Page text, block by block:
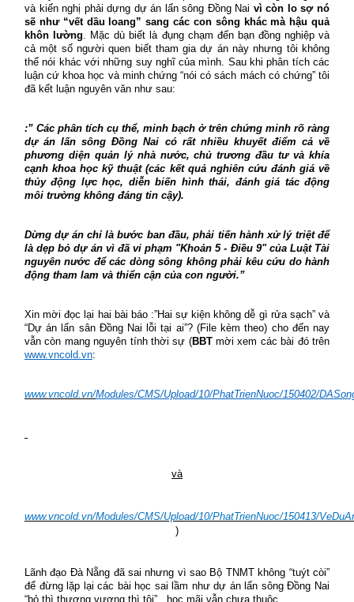
và kiến nghị phải dựng dự án lấn sông Đồng Nai vì còn lo sợ nó
sẽ như “vết dầu loang” sang các con sông khác mà hậu quả
khôn lường. Mặc dù biết là đụng chạm đến bạn đồng nghiệp và
cả một số người quen biết tham gia dự án này nhưng tôi không
thể nói khác với những suy nghĩ của mình. Sau khi phân tích các
luận cứ khoa học và minh chứng “nói có sách mách có chứng” tôi
đã kết luận nguyên văn như sau:
:” Các phân tích cụ thể, minh bạch ở trên chứng minh rõ ràng
dự án lấn sông Đồng Nai có rất nhiều khuyết điểm cả về
phương diện quản lý nhà nước, chủ trương đầu tư và khía
cạnh khoa học kỹ thuật (các kết quả nghiên cứu đánh giá về
thủy động lực học, diễn biến hình thái, đánh giá tác động
môi trường không đáng tin cậy).
Dừng dự án chỉ là bước ban đầu, phải tiến hành xử lý triệt để
là dẹp bỏ dự án vì đã vi phạm "Khoản 5 - Điều 9" của Luật Tài
nguyên nước để các dòng sông không phải kêu cứu do hành
động tham lam và thiển cận của con người.”
Xin mời đọc lại hai bài báo :”Hai sự kiện không dễ gì rửa sạch” và
“Dự án lấn sân Đồng Nai lỗi tại ai”? (File kèm theo) cho đến nay
vẫn còn mang nguyên tính thời sự (BBTmời xem các bài đó trên
www.vncold.vn:
www.vncold.vn/Modules/CMS/Upload/10/PhatTrienNuoc/150402/
và
www.vncold.vn/Modules/CMS/Upload/10/PhatTrienNuoc/150413/
)
Lãnh đạo Đà Nẵng đã sai nhưng vì sao Bộ TNMT không “tuýt còi”
để đừng lặp lại các bài học sai lầm như dự án lấn sông Đồng Nai
“bỏ thì thương vương thì tội” , học mãi vẫn chưa thuộc.